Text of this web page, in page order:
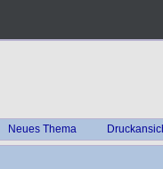
Neues Thema